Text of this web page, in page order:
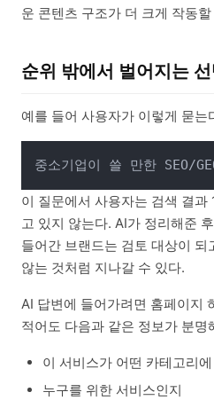
운 콘텐츠 구조가 더 크게 작동
순위 밖에서 벌어지는 선
예를 들어 사용자가 이렇게 묻는
이 질문에서 사용자는 검색 결과
고 있지 않는다. AI가 정리해준
들어간 브랜드는 검토 대상이 되
않는 것처럼 지나갈 수 있다.
AI 답변에 들어가려면 홈페이지
적어도 다음과 같은 정보가 분명
이 서비스가 어떤 카테고리
누구를 위한 서비스인지